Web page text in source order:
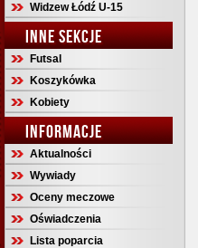
Widzew Łódź U-15
INNE SEKCJE
Futsal
Koszykówka
Kobiety
INFORMACJE
Aktualności
Wywiady
Oceny meczowe
Oświadczenia
Lista poparcia